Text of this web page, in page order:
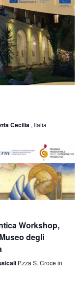
Cecilia , Italia
Workshop,
degli
P.zza S. Croce in